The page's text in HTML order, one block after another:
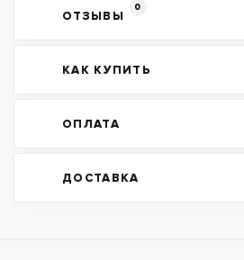
ОТЗЫВЫ
0
КАК КУПИТЬ
ОПЛАТА
ДОСТАВКА